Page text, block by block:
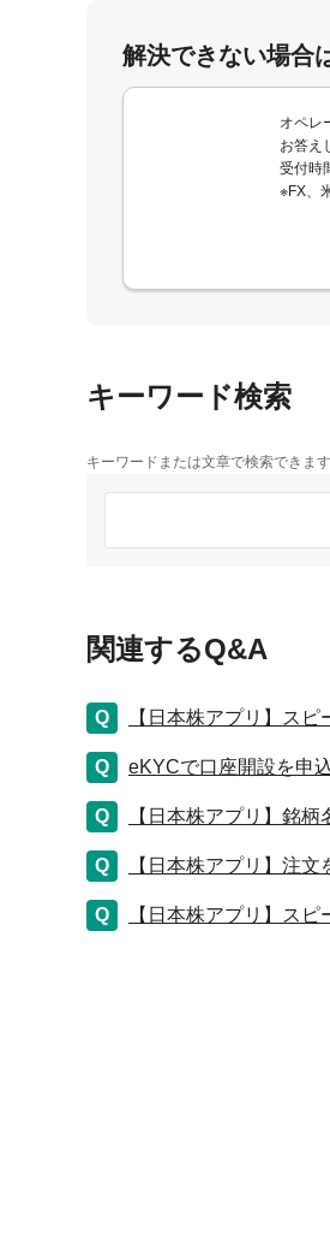
解決できない場合
オペレ
お答え
受付時
※FX、
キーワード検索
キーワードまたは文章で検索できます
関連するQ&A
【日本株アプリ】ス
eKYCで口座開設を申
【日本株アプリ】銘
【日本株アプリ】注
【日本株アプリ】ス